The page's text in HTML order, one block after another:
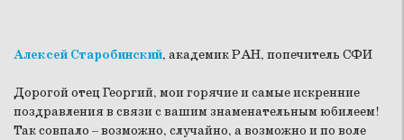
Алексей Старобинский, академик РАН, попечитель СФИ
Дорогой отец Георгий, мои горячие и самые искренние
поздравления в связи с вашим знаменательным юбилеем!
Так совпало – возможно, случайно, а возможно и по воле